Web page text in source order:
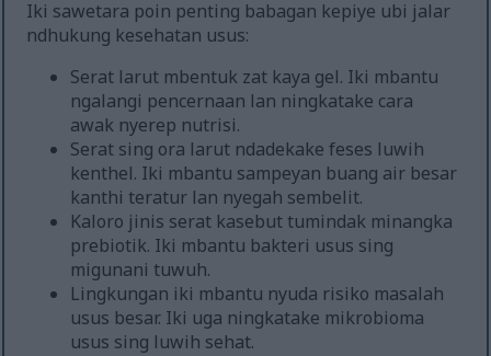
Iki sawetara poin penting babagan kepiye ubi jalar
ndhukung kesehatan usus:
Serat larut mbentuk zat kaya gel. Iki mbantu
ngalangi pencernaan lan ningkatake cara
awak nyerep nutrisi.
Serat sing ora larut ndadekake feses luwih
kenthel. Iki mbantu sampeyan buang air besar
kanthi teratur lan nyegah sembelit.
Kaloro jinis serat kasebut tumindak minangka
prebiotik. Iki mbantu bakteri usus sing
migunani tuwuh.
Lingkungan iki mbantu nyuda risiko masalah
usus besar. Iki uga ningkatake mikrobioma
usus sing luwih sehat.